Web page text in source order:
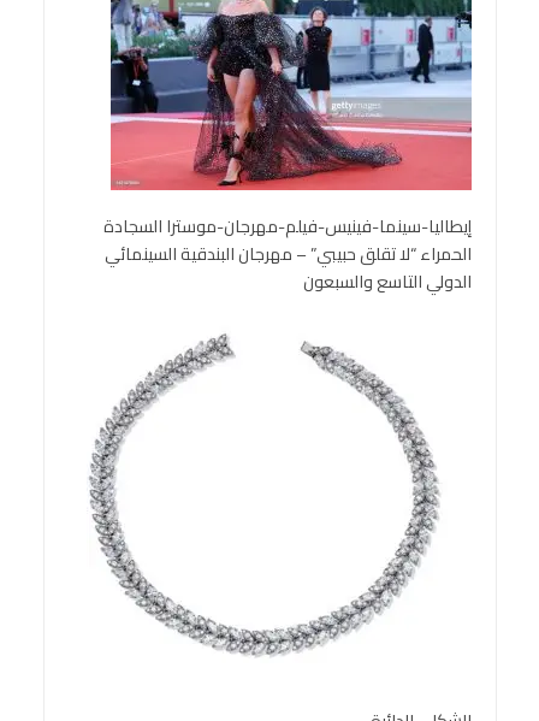
إيطاليا-سينما-فينيس-فيلم-مهرجان-موسترا السجادة
الحمراء “لا تقلق حبيبي” – مهرجان البندقية السينمائي
الدولي التاسع والسبعون